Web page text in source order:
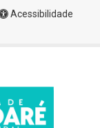
Acessibilidade